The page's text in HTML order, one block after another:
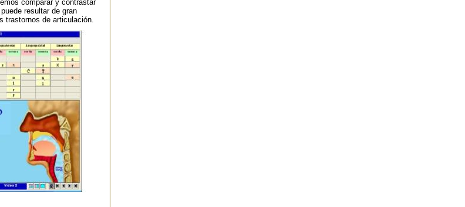
comparar y contrastar
resultar de gran
trastornos de articulación.